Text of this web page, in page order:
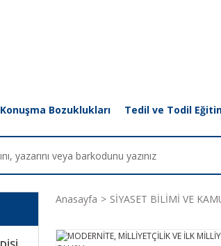
Bozuklukları Tedil ve Todil
Anasayfa SİYASET BİLİMİ VE